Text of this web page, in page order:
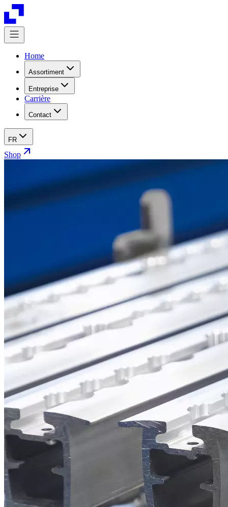
Home
Assortiment
Entreprise
Carrière
Contact
FR
Shop